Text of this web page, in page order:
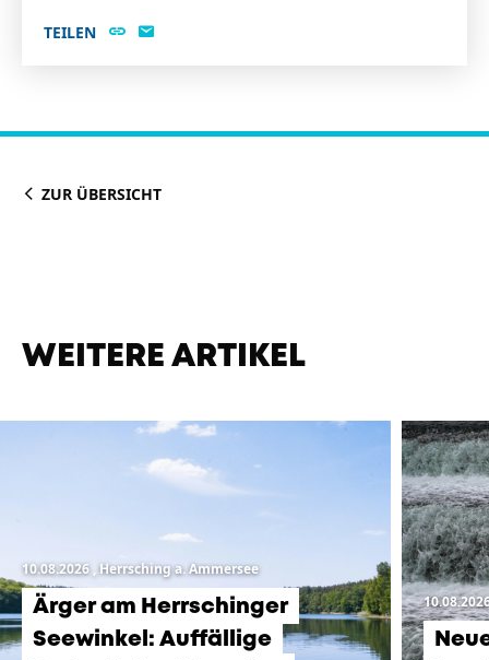
TEILEN
ZUR ÜBERSICHT
WEITERE ARTIKEL
10.08.2026, Herrsching a. Ammersee
Ärger am Herrschinger
Seewinkel: Auffällige